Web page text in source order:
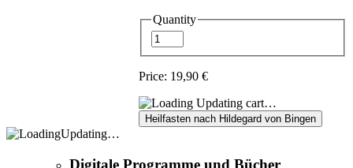
Quantity
Price: 19,90 €
Updating cart…
Updating…
Digitale Programme und Bücher